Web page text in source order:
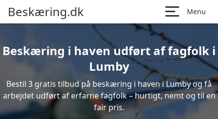
Beskæring.dk Menu
Beskæring i haven udført af fagfolk i
Lumby
Bestil 3 gratis tilbud på beskæring i haven i Lumby og få
arbejdet udført af erfarne fagfolk – hurtigt, nemt og til en
fair pris.